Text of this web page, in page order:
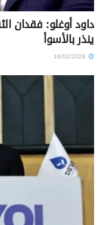
داود أوغلو: فقدان
ينذر بالأسوأ